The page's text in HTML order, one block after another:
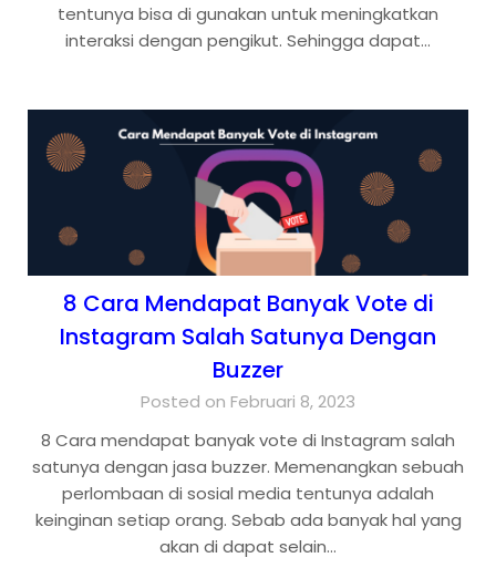
tentunya bisa di gunakan untuk meningkatkan
interaksi dengan pengikut. Sehingga dapat…
8 Cara Mendapat Banyak Vote di
Instagram Salah Satunya Dengan
Buzzer
Posted on Februari 8, 2023
8 Cara mendapat banyak vote di Instagram salah
satunya dengan jasa buzzer. Memenangkan sebuah
perlombaan di sosial media tentunya adalah
keinginan setiap orang. Sebab ada banyak hal yang
akan di dapat selain…